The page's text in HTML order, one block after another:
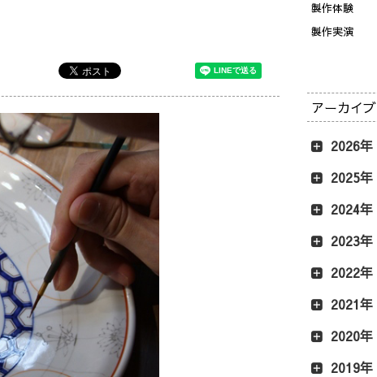
製作体験
製作実演
アーカイブ
2026年
2025年
2024年
2023年
2022年
2021年
2020年
2019年